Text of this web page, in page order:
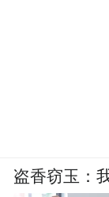
盗香窃玉：